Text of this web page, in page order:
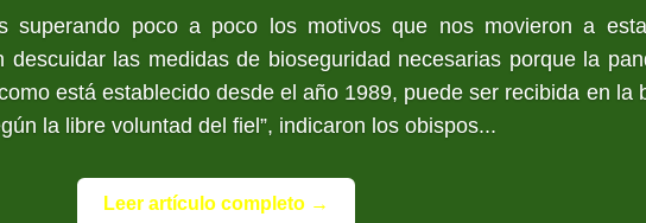
superando poco a poco los motivos que nos movieron a
las medidas de bioseguridad necesarias porque la
está establecido desde el año 1989, puede ser recibida en la
la libre voluntad del fiel”, indicaron los obispos...
Leer artículo completo →